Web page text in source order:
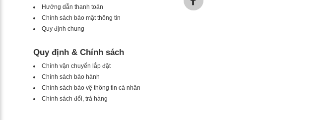
Hướng dẫn thanh toán
Chính sách bảo mật thông tin
Quy định chung
Quy định & Chính sách
Chính vận chuyển lắp đặt
Chính sách bảo hành
Chính sách bảo vệ thông tin cá nhân
Chính sách đổi, trả hàng